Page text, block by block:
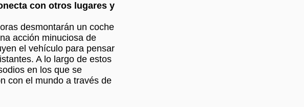
con otros lugares y
desmontarán un coche
acción minuciosa de
el vehículo para pensar
A lo largo de estos
en los que se
con el mundo a través de